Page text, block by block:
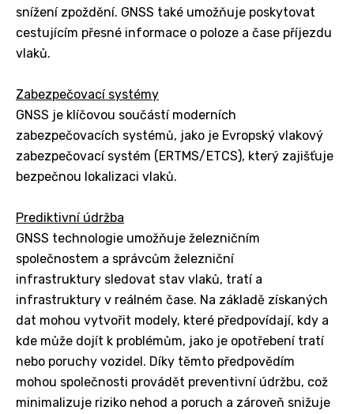
snížení zpoždění. GNSS také umožňuje poskytovat
cestujícím přesné informace o poloze a čase příjezdu
vlaků.
Zabezpečovací systémy
GNSS je klíčovou součástí moderních
zabezpečovacích systémů, jako je Evropský vlakový
zabezpečovací systém (ERTMS/ETCS), který zajišťuje
bezpečnou lokalizaci vlaků.
Prediktivní údržba
GNSS technologie umožňuje železničním
společnostem a správcům železniční
infrastruktury sledovat stav vlaků, tratí a
infrastruktury v reálném čase. Na základě získaných
dat mohou vytvořit modely, které předpovídají, kdy a
kde může dojít k problémům, jako je opotřebení tratí
nebo poruchy vozidel. Díky těmto předpovědím
mohou společnosti provádět preventivní údržbu, což
minimalizuje riziko nehod a poruch a zároveň snižuje